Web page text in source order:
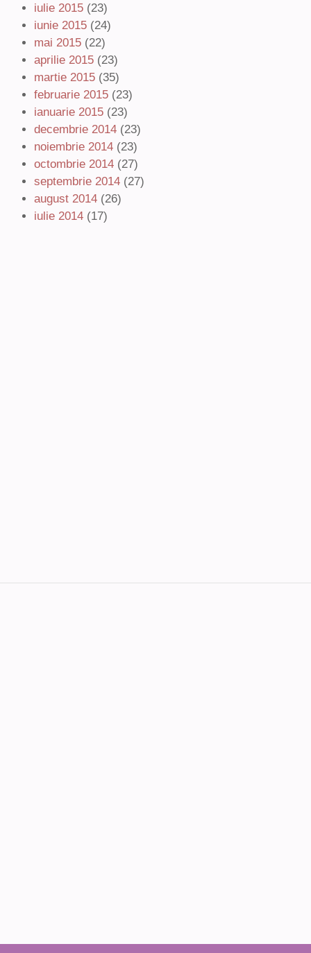
iulie 2015 (23)
iunie 2015 (24)
mai 2015 (22)
aprilie 2015 (23)
martie 2015 (35)
februarie 2015 (23)
ianuarie 2015 (23)
decembrie 2014 (23)
noiembrie 2014 (23)
octombrie 2014 (27)
septembrie 2014 (27)
august 2014 (26)
iulie 2014 (17)